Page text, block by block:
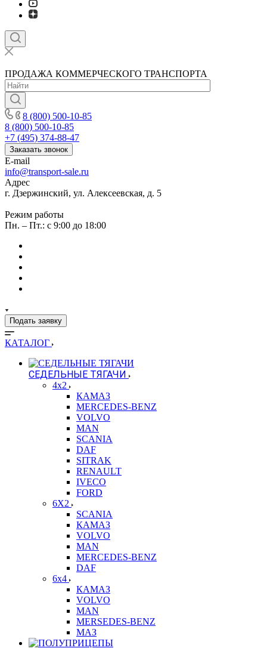
ПРОДАЖА КОММЕРЧЕСКОГО ТРАНСПОРТА
8 (800) 500-10-85
8 (800) 500-10-85
+7 (495) 374-88-47
Заказать звонок
E-mail
info@transport-sale.ru
Адрес
г. Дзержинский, ул. Алексеевская, д. 5
Режим работы
Пн. – Пт.: с 9:00 до 18:00
Подать заявку
КАТАЛОГ
СЕДЕЛЬНЫЕ ТЯГАЧИ
4x2
КАМАЗ
MERCEDES-BENZ
VOLVO
MAN
SCANIA
DAF
SITRAK
RENAULT
IVECO
FORD
6X2
SCANIA
КАМАЗ
VOLVO
MAN
MERCEDES-BENZ
DAF
6x4
КАМАЗ
VOLVO
MAN
MERSEDES-BENZ
МАЗ